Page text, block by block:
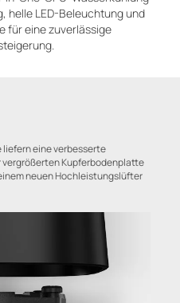
helle LED-Beleuchtung und
für eine zuverlässige
liefern eine verbesserte
vergrößerten Kupferbodenplatte
neuen Hochleistungslüfter